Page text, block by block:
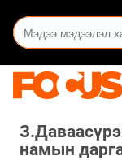
намын